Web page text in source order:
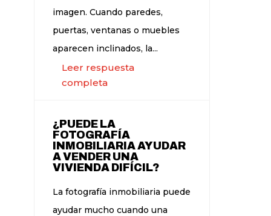
imagen. Cuando paredes,
puertas, ventanas o muebles
aparecen inclinados, la...
Leer respuesta
completa
¿PUEDE LA
FOTOGRAFÍA
INMOBILIARIA AYUDAR
A VENDER UNA
VIVIENDA DIFÍCIL?
La fotografía inmobiliaria puede
ayudar mucho cuando una